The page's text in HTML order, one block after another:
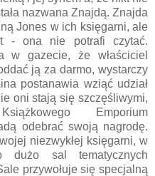
nazwana Znajdą. Znajda
Jones w ich księgarni, ale
- ona nie potrafi czytać.
w gazecie, że właściciel
ją za darmo, wystarczy
postanawia wziąć udział
oni stają się szczęśliwymi,
Emporium
odebrać swoją nagrodę.
niezwykłej księgarni, w
dużo sal tematycznych
przywołuje się specjalną